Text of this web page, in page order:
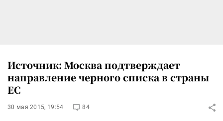
Источник: Москва подтверждает
направление черного списка в страны
ЕС
30 мая 2015, 19:54 84